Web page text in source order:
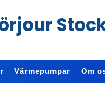
Värmepumpar Om